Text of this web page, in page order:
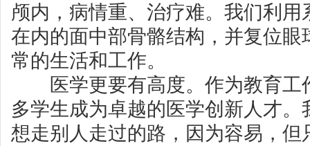
颅内，病情重、治疗难。我们利
在内的面中部骨骼结构，并复位眼
常的生活和工作。
医学更要有高度。作为教育工
多学生成为卓越的医学创新人才
想走别人走过的路，因为容易，但